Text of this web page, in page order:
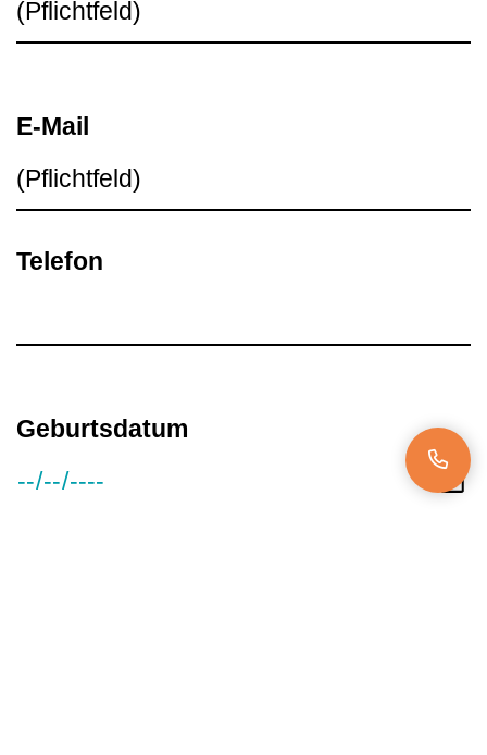
E-Mail
Telefon
Geburtsdatum